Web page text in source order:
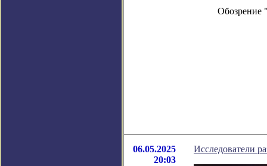
Обозрение
06.05.2025
20:03
Исследователи